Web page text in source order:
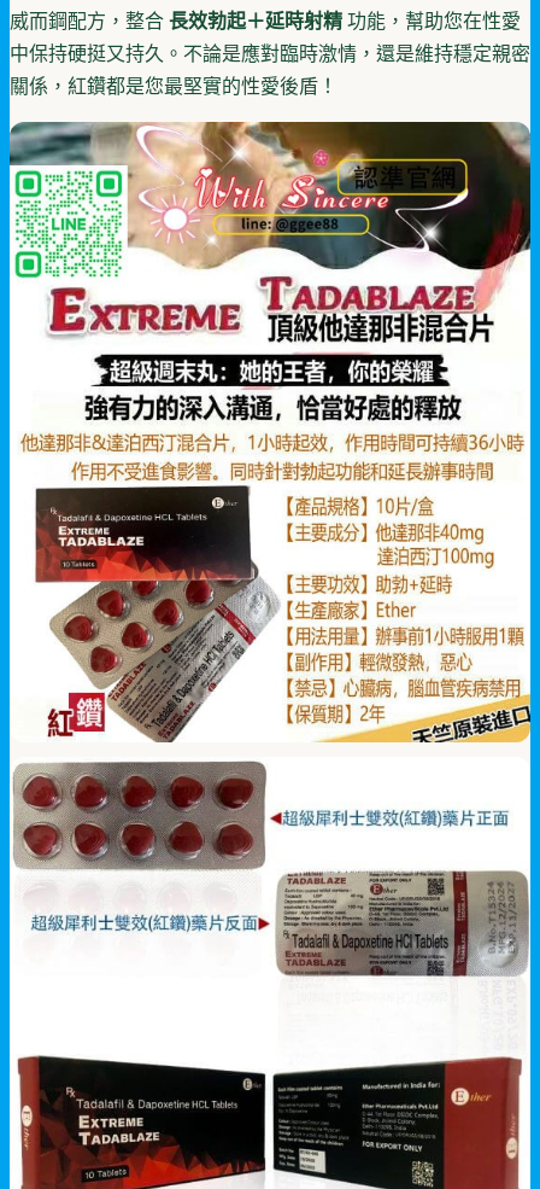
威而鋼配方，整合 長效勃起＋延時射精 功能，幫助您在性愛
中保持硬挺又持久。不論是應對臨時激情，還是維持穩定親密
關係，紅鑽都是您最堅實的性愛後盾！